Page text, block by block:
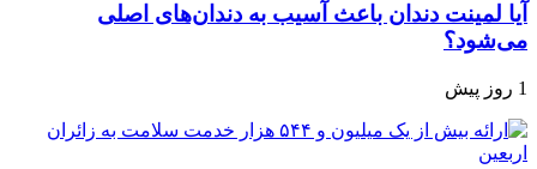
آیا لمینت دندان باعث آسیب به دندان‌های اصلی
می‌شود؟
1 روز پیش